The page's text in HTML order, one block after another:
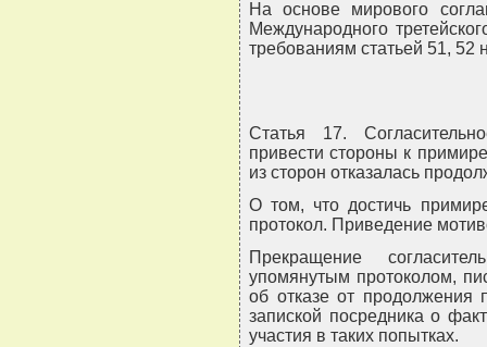
На основе мирового
Международного
требованиям статьей 51, 52
Статья 17.
привести стороны к
из сторон отказалась
О том, что достичь
протокол. Приведение
Прекращение
упомянутым протоколом,
об отказе от продолжения
запиской посредника о
участия в таких попытках.